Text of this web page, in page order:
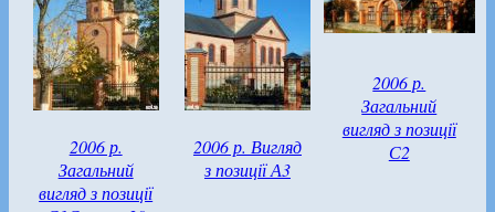
2006 р.
Загальний
вигляд з позиції
2006 р. Вигляд
з позиції А3
2006 р.
Загальний
вигляд з позиції
С2